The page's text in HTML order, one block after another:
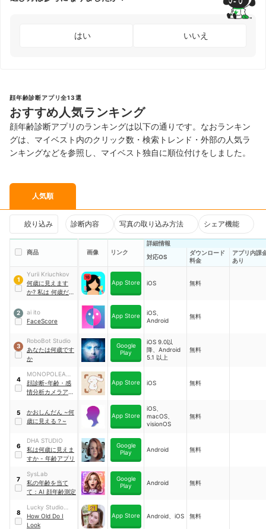
はい いいえ
顔年齢診断アプリ全13選
おすすめ人気ランキング
顔年齢診断アプリのランキングは以下の通りです。なおランキン
グは、マイベスト内のクリック数・検索トレンド・外部の人気ラ
ンキングなどを参照し、マイベスト独自に順位付けをしました。
人気順
絞り込み 診断内容 写真の取り込み方法 シェア機能
商品 画像 リンク
詳細情報
対応OS
ダウンロード
料金
アプリ内課
あり
1
Yurii Kriuchkov
何歳に見えます
か? 私は 何歳だと
2024
App Store iOS 無料
2
ai ito
FaceScore
App Store
iOS、
Android
無料
3
RoboBot Studio
あなたは何歳です
か
Google
Play
iOS 9.0以
降、Android
5.1 以上
無料
4
MONOPOLEAPP
S
顔診断-年齢・感
情分析カメラアプ
App Store iOS 無料
5
かおしんだん ~何
歳に見える？~
App Store
iOS、
macOS、
visionOS
無料
6
DHA STUDIO
私は何歳に見えま
すか - 年齢アプリ
Google
Play
Android 無料
7
SysLab
私の年齢を当て
て：AI 顔年齢測定
Google
Play
Android 無料
8
Lucky Studio
Games
How Old Do I
Look
App Store Android、iOS 無料